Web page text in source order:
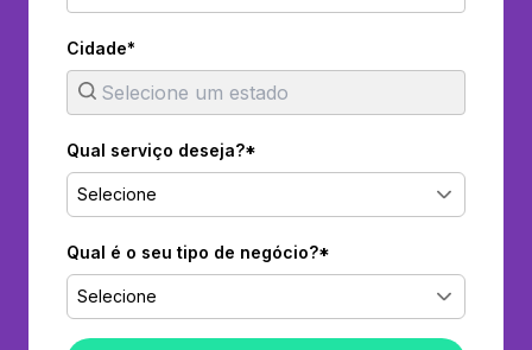
Cidade*
Qual serviço deseja?*
Selecione
Qual é o seu tipo de negócio?*
Selecione